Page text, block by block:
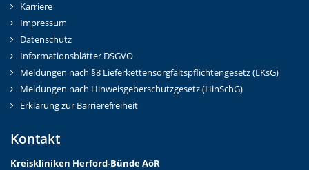
Karriere
Impressum
Datenschutz
Informationsblätter DSGVO
Meldungen nach §8 Lieferkettensorgfaltspflichtengesetz (LKsG)
Meldungen nach Hinweisgeberschutzgesetz (HinSchG)
Erklärung zur Barrierefreiheit
Kontakt
Kreiskliniken Herford-Bünde AöR